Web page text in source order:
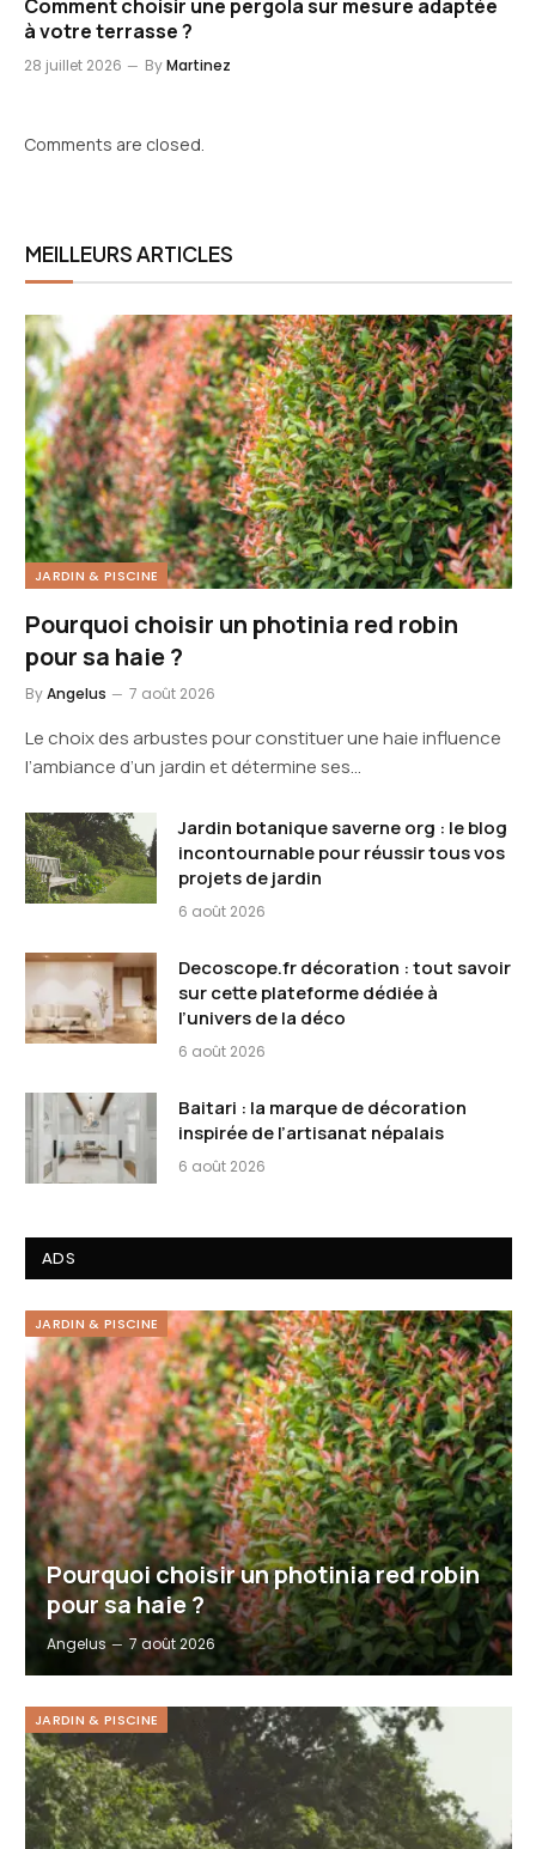
Comment choisir une pergola sur mesure adaptée
à votre terrasse ?
28 juillet 2026 ByMartinez
Comments are closed.
MEILLEURS ARTICLES
JARDIN & PISCINE
Pourquoi choisir un photinia red robin
pour sa haie ?
ByAngelus 7 août 2026
Le choix des arbustes pour constituer une haie influence
l’ambiance d’un jardin et détermine ses…
Jardin botanique saverne org : le blog
incontournable pour réussir tous vos
projets de jardin
6 août 2026
Decoscope.fr décoration : tout savoir
sur cette plateforme dédiée à
l’univers de la déco
6 août 2026
Baitari : la marque de décoration
inspirée de l’artisanat népalais
6 août 2026
ADS
JARDIN & PISCINE
Pourquoi choisir un photinia red robin
pour sa haie ?
Angelus 7 août 2026
JARDIN & PISCINE